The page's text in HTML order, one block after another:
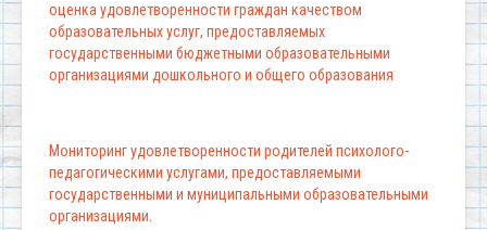
оценка удовлетворенности граждан качеством
образовательных услуг, предоставляемых
государственными бюджетными образовательными
организациями дошкольного и общего образования
Мониторинг удовлетворенности родителей психолого-
педагогическими услугами, предоставляемыми
государственными и муниципальными образовательными
организациями.